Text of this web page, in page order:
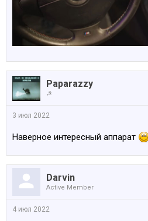
Paparazzy
☭
3 июл 2022
Наверное интересный аппарат
Darvin
Active Member
4 июл 2022